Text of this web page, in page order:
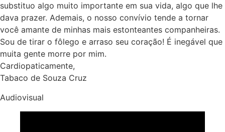
substituo algo muito importante em sua vida, algo que lhe
dava prazer. Ademais, o nosso convívio tende a tornar
você amante de minhas mais estonteantes companheiras.
Sou de tirar o fôlego e arraso seu coração! É inegável que
muita gente morre por mim.
Cardiopaticamente,
Tabaco de Souza Cruz
Audiovisual